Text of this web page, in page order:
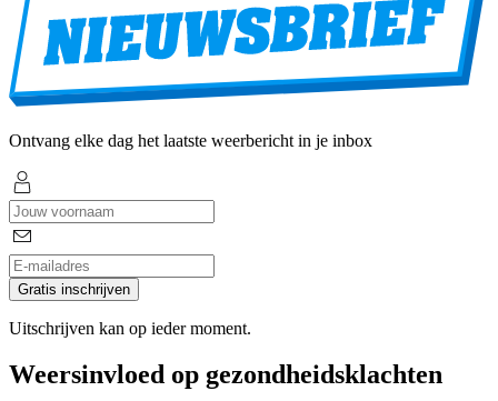
Ontvang elke dag het laatste weerbericht in je inbox
Gratis inschrijven
Uitschrijven kan op ieder moment.
Weersinvloed op gezondheidsklachten